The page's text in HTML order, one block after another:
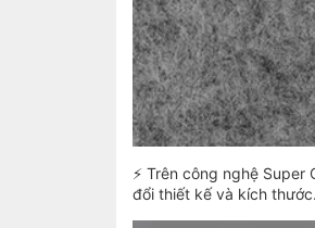
⚡ Trên công nghệ
đổi thiết kế và kích